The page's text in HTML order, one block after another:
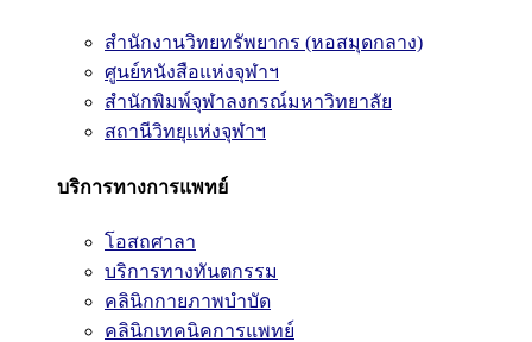
สำนักงานวิทยทรัพยากร (หอสมุดกลาง)
ศูนย์หนังสือแห่งจุฬาฯ
สำนักพิมพ์จุฬาลงกรณ์มหาวิทยาลัย
สถานีวิทยุแห่งจุฬาฯ
บริการทางการแพทย์
โอสถศาลา
บริการทางทันตกรรม
คลินิกกายภาพบำบัด
คลินิกเทคนิคการแพทย์